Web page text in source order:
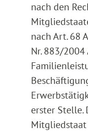
nach den
nach Art. 68
Nr. 883/
erster Stelle.